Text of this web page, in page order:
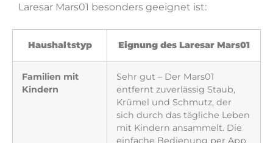
Laresar Mars01 besonders geeignet ist:
Haushaltstyp Eignung des Laresar Mars01
Familien mit
Kindern
Sehr gut – Der Mars01
entfernt zuverlässig Staub,
Krümel und Schmutz, der
sich durch das tägliche Leben
mit Kindern ansammelt. Die
einfache Bedienung per App